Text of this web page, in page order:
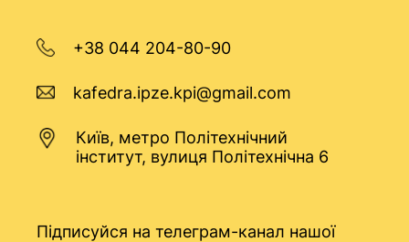
+38 044 204-80-90
kafedra.ipze.kpi@gmail.com
Київ, метро Політехнічний
інститут, вулиця Політехнічна 6
Підписуйся на телеграм-канал нашої